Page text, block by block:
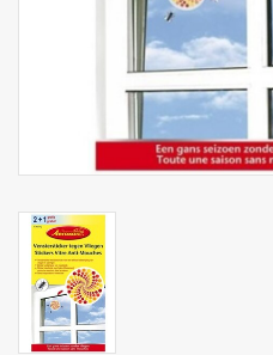
Produits d'hygiène
Cadeaux d'entreprise
Matériel d'emballage
Fournitures de bureau